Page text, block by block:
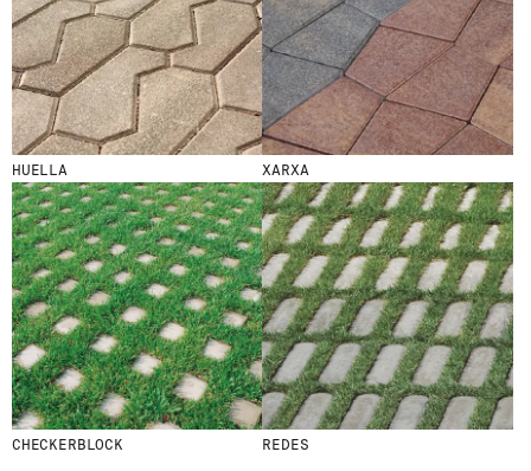
HUELLA XARXA
CHECKERBLOCK REDES
ENVOYER
J'AI LU ET J'ACCEPTE
LA POLITIQUE
DE CONFIDENTIALITÉ.
WE ARE MOLINS GO TO CORPORATE SITE
CERTIFICATS